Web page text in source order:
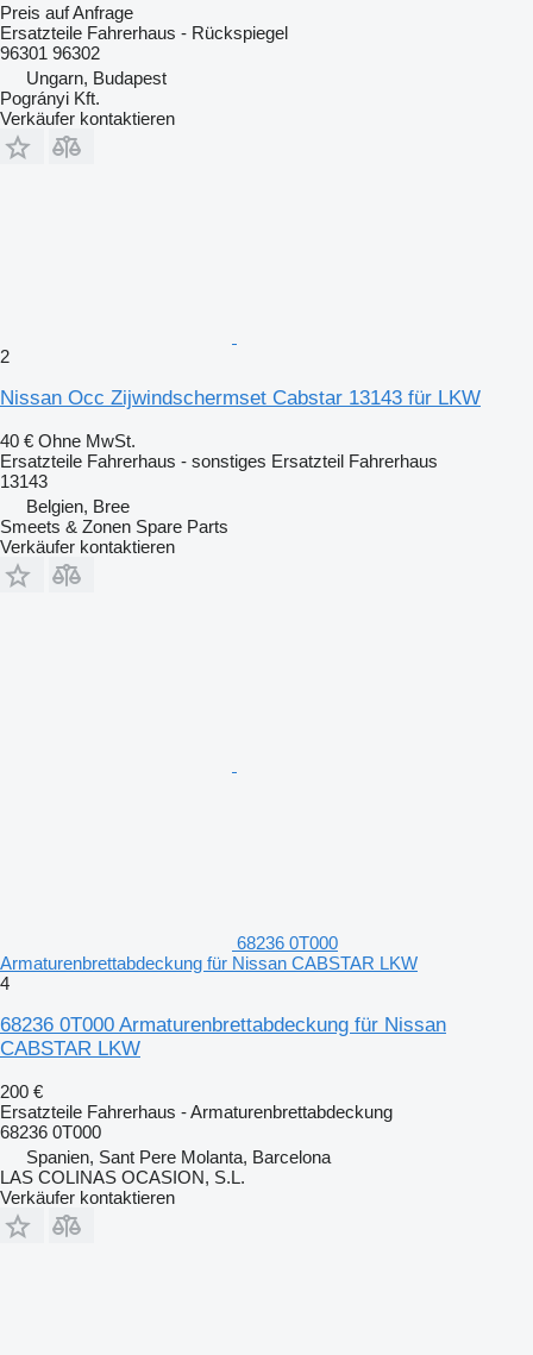
Preis auf Anfrage
Ersatzteile Fahrerhaus - Rückspiegel
96301 96302
Ungarn, Budapest
Pogrányi Kft.
Verkäufer kontaktieren
2
Nissan Occ Zijwindschermset Cabstar 13143 für LKW
40 € Ohne MwSt.
Ersatzteile Fahrerhaus - sonstiges Ersatzteil Fahrerhaus
13143
Belgien, Bree
Smeets & Zonen Spare Parts
Verkäufer kontaktieren
68236 0T000
Armaturenbrettabdeckung für Nissan CABSTAR LKW
4
68236 0T000 Armaturenbrettabdeckung für Nissan
CABSTAR LKW
200 €
Ersatzteile Fahrerhaus - Armaturenbrettabdeckung
68236 0T000
Spanien, Sant Pere Molanta, Barcelona
LAS COLINAS OCASION, S.L.
Verkäufer kontaktieren